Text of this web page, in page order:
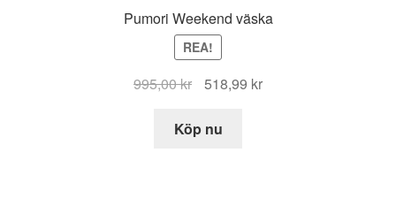
Pumori Weekend väska
REA!
995,00kr
Det
priset
518,99 krDet
Köp nu